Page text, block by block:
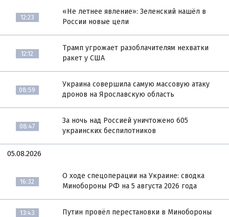
12:23
«Не летнее явление»: Зеленский нашёл в
России новые цели
12:12
Трамп угрожает разоблачителям нехватки
ракет у США
08:59
Украина совершила самую массовую атаку
дронов на Ярославскую область
08:47
За ночь над Россией уничтожено 605
украинских беспилотников
05.08.2026
16:32
О ходе спецоперации на Украине: сводка
Минобороны РФ на 5 августа 2026 года
13:43 Путин провёл перестановки в Минобороны